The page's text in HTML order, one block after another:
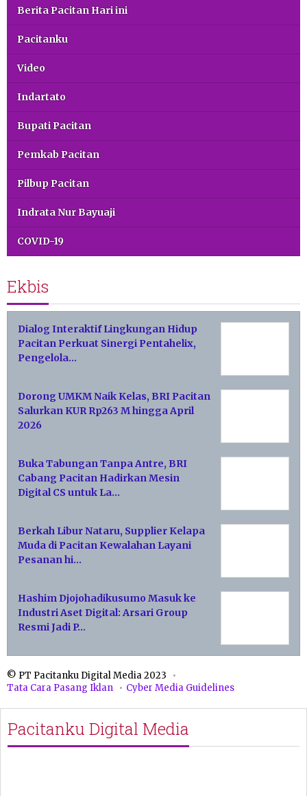
Berita Pacitan Hari ini
Pacitanku
Video
Indartato
Bupati Pacitan
Pemkab Pacitan
Pilbup Pacitan
Indrata Nur Bayuaji
COVID-19
Ekbis
Dialog Interaktif Lingkungan Hidup
Pacitan Perkuat Sinergi Pentahelix,
Pengelola…
Dorong UMKM Naik Kelas, BRI Pacitan
Salurkan KUR Rp263 M hingga April
2026
Buka Tabungan Tanpa Antre, BRI
Cabang Pacitan Hadirkan Mesin
Digital CS untuk La…
Berkah Libur Nataru, Supplier Kelapa
Muda di Pacitan Kewalahan Layani
Pesanan hi…
Hashim Djojohadikusumo Masuk ke
Industri Aset Digital: Arsari Group
Resmi Jadi P…
© PT Pacitanku Digital Media 2023
Tata Cara Pasang Iklan
Cyber Media Guidelines
Pacitanku Digital Media